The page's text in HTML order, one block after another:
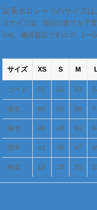
定番ポロシャツのサイズは
※サイズは、商品の実寸を平
cm)。繊維製品ですので、1〜
サイズ XS S M
コード 01 02 03
身丈 60 65 68
身巾 43 48 51
肩巾 41 45 47
袖丈 19 20 21